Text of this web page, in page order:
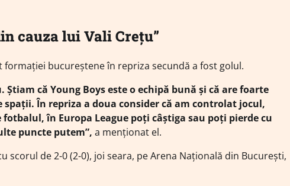
cauza lui Vali Crețu”
bucureştene în repriza secundă a fost golul.
că Young Boys este o echipă bună şi că are foarte
În repriza a doua consider că am controlat jocul,
în Europa League poţi câştiga sau poţi pierde cu
puncte putem”, a menţionat el.
scorul de 2-0 (2-0), joi seara, pe Arena Naţională din Bucureşti,